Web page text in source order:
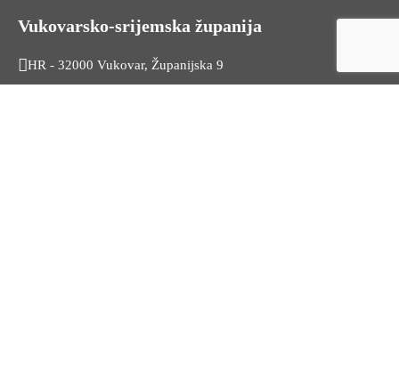
Vukovarsko-srijemska županija
HR - 32000 Vukovar, Županijska 9